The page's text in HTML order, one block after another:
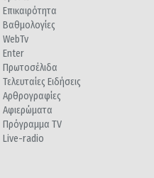
Επικαιρότητα
Βαθμολογίες
WebTv
Enter
Πρωτοσέλιδα
Τελευταίες Ειδήσεις
Αρθρογραφίες
Αφιερώματα
Πρόγραμμα TV
Live-radio